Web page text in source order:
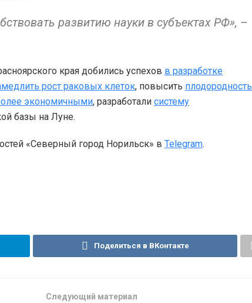
развитию науки в субъектах РФ», –
края добились успехов в разработке
рост раковых клеток, повысить плодородность
экономичными, разработали систему
базы на Луне.
«Северный город Норильск» в Telegram.
Поделиться в ВКонтакте
Следующий материал